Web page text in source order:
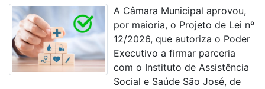
A Câmara Municipal aprovou,
por maioria, o Projeto de Lei nº
12/2026, que autoriza o Poder
Executivo a firmar parceria
com o Instituto de Assistência
Social e Saúde São José, de